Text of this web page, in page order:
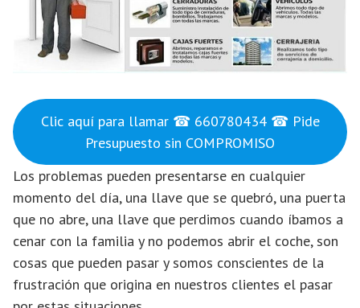
Clic aquí para llamar ☎ 660780434 ☎ Pide
Presupuesto sin COMPROMISO
Los problemas pueden presentarse en cualquier
momento del día, una llave que se quebró, una puerta
que no abre, una llave que perdimos cuando íbamos a
cenar con la familia y no podemos abrir el coche, son
cosas que pueden pasar y somos conscientes de la
frustración que origina en nuestros clientes el pasar